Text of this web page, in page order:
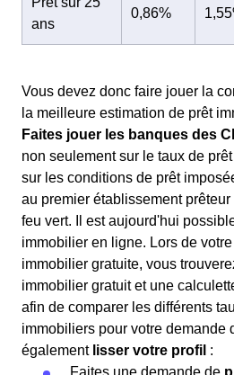
ans
0,86%
Vous devez donc faire jouer la
la meilleure estimation de prêt
Faites jouer les banques des
non seulement sur le taux de
sur les conditions de prêt
au premier établissement
feu vert. Il est aujourd'hui
immobilier en ligne. Lors de
immobilier gratuite, vous
immobilier gratuit et une
afin de comparer les différents
immobiliers pour votre demande
également lisser votre profil :
Faites une demande de